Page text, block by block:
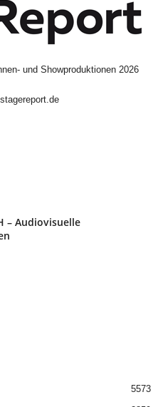
und Showproduktionen 2026
– Audiovisuelle
5573